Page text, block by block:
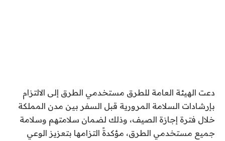
دعت الهيئة العامة للطرق مستخدمي الطرق إلى الالتزام
بإرشادات السلامة المرورية قبل السفر بين مدن المملكة
خلال فترة إجازة الصيف، وذلك لضمان سلامتهم وسلامة
جميع مستخدمي الطرق، مؤكدةً التزامها بتعزيز الوعي